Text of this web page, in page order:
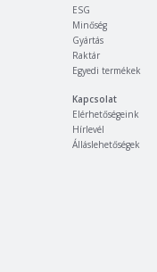
ESG
Minőség
Gyártás
Raktár
Egyedi termékek
Kapcsolat
Elérhetőségeink
Hírlevél
Álláslehetőségek